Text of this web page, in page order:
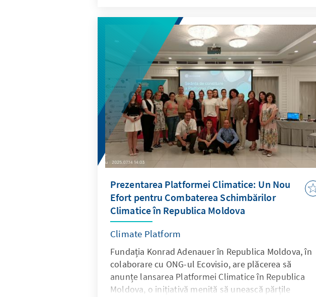
scurtmetrajul „Stația Schimbării” (The Station of
Change) a fost inclus în lista resurselor recomandate
atât pentru activități de învățare formală, cât și non-
formală, în cadrul decadelor tematice. Această
colaborare marchează o etapă semnificativă în
misiunea continuă a proiectului de a promova
educația democratică și implicarea civică în rândul
elevilor din Moldova.
Prezentarea Platformei Climatice: Un Nou
Efort pentru Combaterea Schimbărilor
Climatice în Republica Moldova
Climate Platform
Fundația Konrad Adenauer în Republica Moldova, în
colaborare cu ONG-ul Ecovisio, are plăcerea să
anunțe lansarea Platformei Climatice în Republica
Moldova, o inițiativă menită să unească părțile